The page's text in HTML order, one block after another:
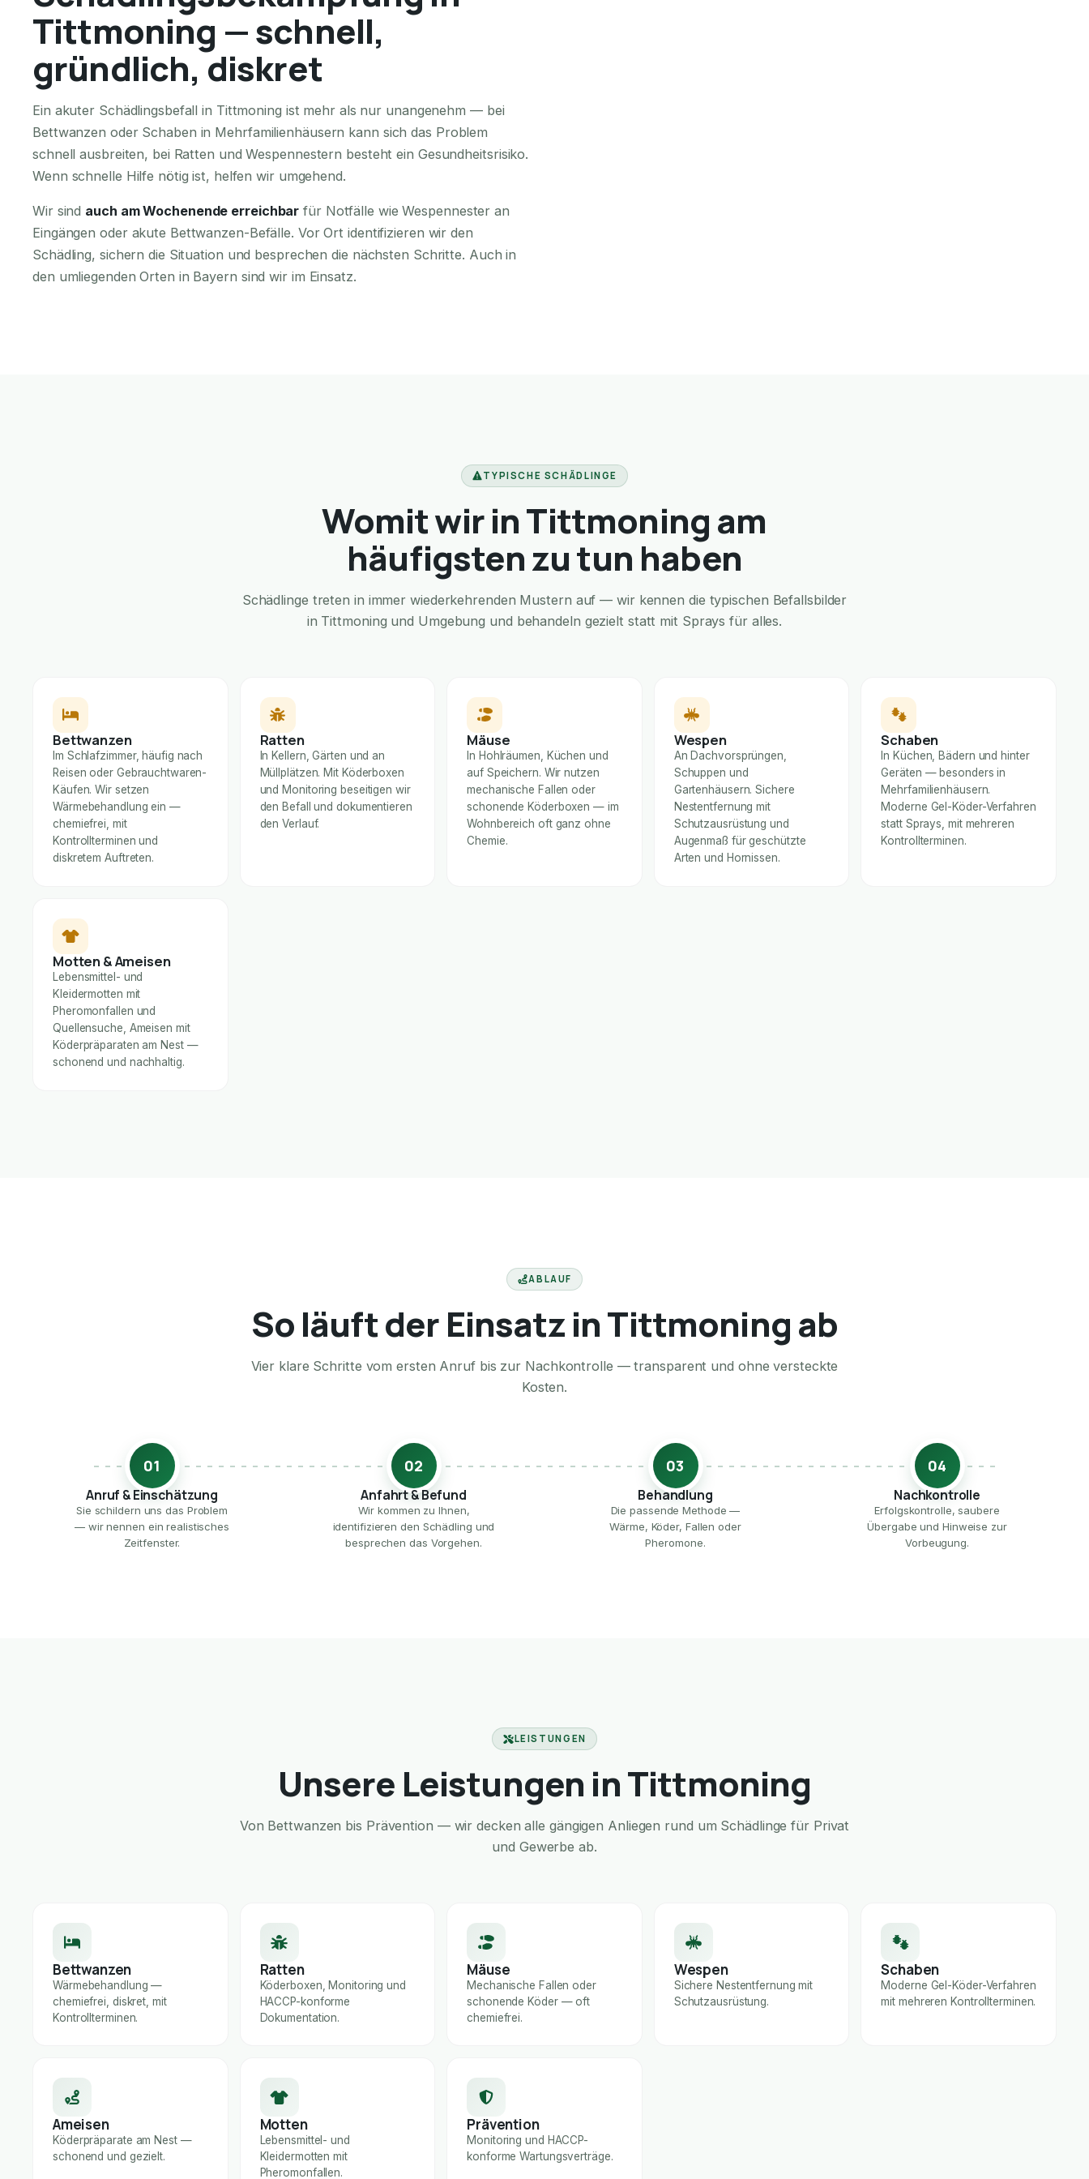
Tittmoning — schnell,
gründlich, diskret
Ein akuter Schädlingsbefall in Tittmoning ist mehr als nur unangenehm — bei
Bettwanzen oder Schaben in Mehrfamilienhäusern kann sich das Problem
schnell ausbreiten, bei Ratten und Wespennestern besteht ein Gesundheitsrisiko.
Wenn schnelle Hilfe nötig ist, helfen wir umgehend.
Wir sind auch am Wochenende erreichbar für Notfälle wie Wespennester an
Eingängen oder akute Bettwanzen-Befälle. Vor Ort identifizieren wir den
Schädling, sichern die Situation und besprechen die nächsten Schritte. Auch in
den umliegenden Orten in Bayern sind wir im Einsatz.
TYPISCHE SCHÄDLINGE
Womit wir in Tittmoning am
häufigsten zu tun haben
Schädlinge treten in immer wiederkehrenden Mustern auf — wir kennen die typischen Befallsbilder
in Tittmoning und Umgebung und behandeln gezielt statt mit Sprays für alles.
Bettwanzen
Im Schlafzimmer, häufig nach
Reisen oder Gebrauchtwaren-
Käufen. Wir setzen
Wärmebehandlung ein —
chemiefrei, mit
Kontrollterminen und
diskretem Auftreten.
Ratten
In Kellern, Gärten und an
Müllplätzen. Mit Köderboxen
und Monitoring beseitigen wir
den Befall und dokumentieren
den Verlauf.
Mäuse
In Hohlräumen, Küchen und
auf Speichern. Wir nutzen
mechanische Fallen oder
schonende Köderboxen — im
Wohnbereich oft ganz ohne
Chemie.
Wespen
An Dachvorsprüngen,
Schuppen und
Gartenhäusern. Sichere
Nestentfernung mit
Schutzausrüstung und
Augenmaß für geschützte
Arten und Hornissen.
Schaben
In Küchen, Bädern und hinter
Geräten — besonders in
Mehrfamilienhäusern.
Moderne Gel-Köder-Verfahren
statt Sprays, mit mehreren
Kontrollterminen.
Motten & Ameisen
Lebensmittel- und
Kleidermotten mit
Pheromonfallen und
Quellensuche, Ameisen mit
Köderpräparaten am Nest —
schonend und nachhaltig.
ABLAUF
So läuft der Einsatz in Tittmoning ab
Vier klare Schritte vom ersten Anruf bis zur Nachkontrolle — transparent und ohne versteckte
Kosten.
01
Anruf & Einschätzung
Sie schildern uns das Problem
— wir nennen ein realistisches
Zeitfenster.
02
Anfahrt & Befund
Wir kommen zu Ihnen,
identifizieren den Schädling und
besprechen das Vorgehen.
03
Behandlung
Die passende Methode —
Wärme, Köder, Fallen oder
Pheromone.
04
Nachkontrolle
Erfolgskontrolle, saubere
Übergabe und Hinweise zur
Vorbeugung.
LEISTUNGEN
Unsere Leistungen in Tittmoning
Von Bettwanzen bis Prävention — wir decken alle gängigen Anliegen rund um Schädlinge für Privat
und Gewerbe ab.
Bettwanzen
Wärmebehandlung —
chemiefrei, diskret, mit
Kontrollterminen.
Ratten
Köderboxen, Monitoring und
HACCP-konforme
Dokumentation.
Mäuse
Mechanische Fallen oder
schonende Köder — oft
chemiefrei.
Wespen
Sichere Nestentfernung mit
Schutzausrüstung.
Schaben
Moderne Gel-Köder-Verfahren
mit mehreren Kontrollterminen.
Ameisen
Köderpräparate am Nest —
schonend und gezielt.
Motten
Lebensmittel- und
Kleidermotten mit
Pheromonfallen.
Prävention
Monitoring und HACCP-
konforme Wartungsverträge.